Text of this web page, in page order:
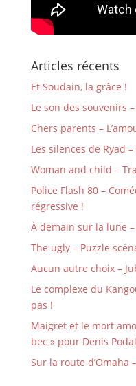
Articles récents
Et Soudain, la grâce !
Le son des souvenirs
Chers parents –
Les silences de Ryad
Woman and child –
Police Flash 80 –
régressive !
À demain sur la lune
The ugly – Puzzle
Aucun autre choix –
Le complexe du
pas !
Maigret et le mort
bec » pour Denis
Sur la route d’Omaha